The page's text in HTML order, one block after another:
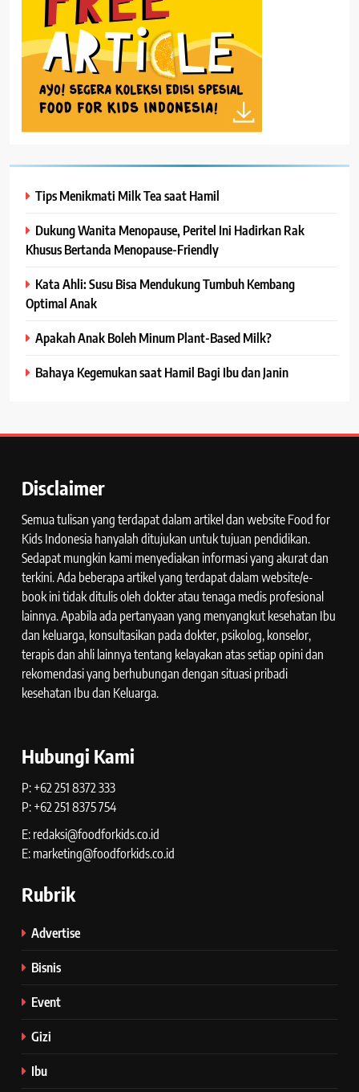
Tips Menikmati Milk Tea saat Hamil
Dukung Wanita Menopause, Peritel Ini Hadirkan Rak
Khusus Bertanda Menopause-Friendly
Kata Ahli: Susu Bisa Mendukung Tumbuh Kembang
Optimal Anak
Apakah Anak Boleh Minum Plant-Based Milk?
Bahaya Kegemukan saat Hamil Bagi Ibu dan Janin
Disclaimer
Semua tulisan yang terdapat dalam artikel dan website Food for
Kids Indonesia hanyalah ditujukan untuk tujuan pendidikan.
Sedapat mungkin kami menyediakan informasi yang akurat dan
terkini. Ada beberapa artikel yang terdapat dalam website/e-
book ini tidak ditulis oleh dokter atau tenaga medis profesional
lainnya. Apabila ada pertanyaan yang menyangkut kesehatan Ibu
dan keluarga, konsultasikan pada dokter, psikolog, konselor,
terapis dan ahli lainnya tentang kelayakan atas setiap opini dan
rekomendasi yang berhubungan dengan situasi pribadi
kesehatan Ibu dan Keluarga.
Hubungi Kami
P: +62 251 8372 333
P: +62 251 8375 754
E: redaksi@foodforkids.co.id
E: marketing@foodforkids.co.id
Rubrik
Advertise
Bisnis
Event
Gizi
Ibu